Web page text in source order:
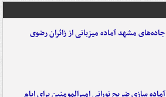
جاده‌های مشهد آماده میزبانی از زائران رضوی